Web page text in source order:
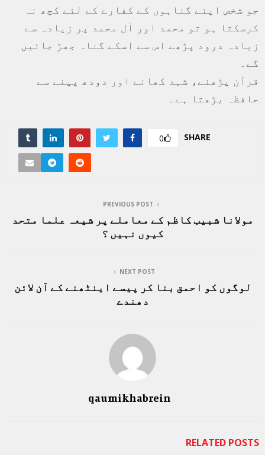
جو شخص اپنے گناہوں کے کفارے کے لئے کچھ نہ
کرسکتا ہو تو محمد اور آل محمد پر زیادہ سے
زیادہ درود پڑھے اس سے اسکے گناہ جھڑ جائیں
گے۔
قرآن پڑھنے، شہد کھانے اور دودھ پینے سے
حافظہ بڑھتا ہے۔
SHARE
0
PREVIOUS POST
مولانا شبیب کاظم کے معاملے پر شیعہ علما متحد
کیوں نہیں ؟
NEXT POST
لوگوں کو احمق بنا کر پیسے اینٹھنے کے آن لائن
دھندے
qaumikhabrein
RELATED POSTS